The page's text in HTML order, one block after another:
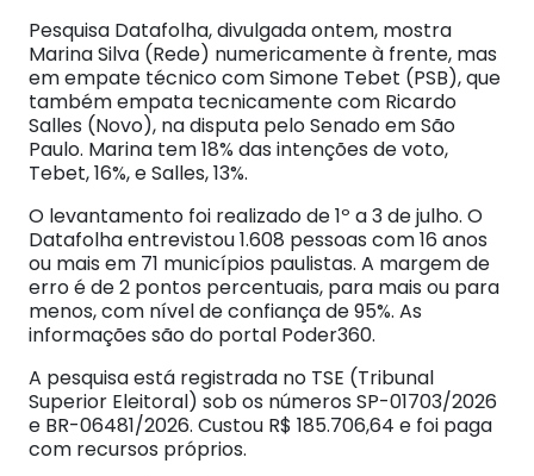
Pesquisa Datafolha, divulgada ontem, mostra
Marina Silva (Rede) numericamente à frente, mas
em empate técnico com Simone Tebet (PSB), que
também empata tecnicamente com Ricardo
Salles (Novo), na disputa pelo Senado em São
Paulo. Marina tem 18% das intenções de voto,
Tebet, 16%, e Salles, 13%.
O levantamento foi realizado de 1º a 3 de julho. O
Datafolha entrevistou 1.608 pessoas com 16 anos
ou mais em 71 municípios paulistas. A margem de
erro é de 2 pontos percentuais, para mais ou para
menos, com nível de confiança de 95%. As
informações são do portal Poder360.
A pesquisa está registrada no TSE (Tribunal
Superior Eleitoral) sob os números SP-01703/2026
e BR-06481/2026. Custou R$ 185.706,64 e foi paga
com recursos próprios.